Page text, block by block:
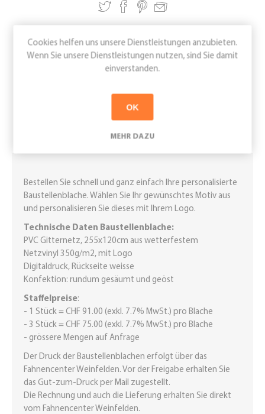
BESCHREIBUNG
BEWERTUNGEN
KONTAKT
Bestellen Sie schnell und ganz einfach Ihre personalisierte
Baustellenblache. Wählen Sie Ihr gewünschtes Motiv aus
und personalisieren Sie dieses mit Ihrem Logo.
Technische Daten Baustellenblache:
PVC Gitternetz, 255x120cm aus wetterfestem
Netzvinyl 350g/m2, mit Logo
Digitaldruck, Rückseite weisse
Konfektion: rundum gesäumt und geöst
Staffelpreise:
- 1 Stück = CHF 91.00 (exkl. 7.7% MwSt.) pro Blache
- 3 Stück = CHF 75.00 (exkl. 7.7% MwSt.) pro Blache
- grössere Mengen auf Anfrage
Der Druck der Baustellenblachen erfolgt über das
Fahnencenter Weinfelden. Vor der Freigabe erhalten Sie
das Gut-zum-Druck per Mail zugestellt.
Die Rechnung und auch die Lieferung erhalten Sie direkt
vom Fahnencenter Weinfelden.
Cookies helfen uns unsere Dienstleistungen anzubieten.
Wenn Sie unsere Dienstleistungen nutzen, sind Sie damit
einverstanden.
OK
MEHR DAZU